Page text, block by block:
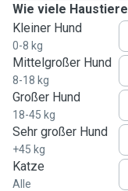
Wie viele
Kleiner Hund
0-8 kg
Mittelgroßer Hund
8-18 kg
Großer Hund
18-45 kg
Sehr großer Hund
+45 kg
Katze
Alle